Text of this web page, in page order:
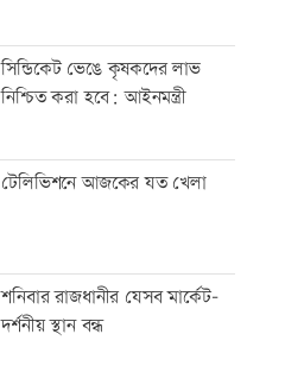
সিন্ডিকেট ভেঙে কৃষকদের লাভ
নিশ্চিত করা হবে: আইনমন্ত্রী
টেলিভিশনে আজকের যত খেলা
শনিবার রাজধানীর যেসব মার্কেট-
দর্শনীয় স্থান বন্ধ